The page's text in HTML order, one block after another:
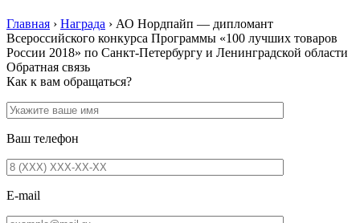
Главная › Награда › АО Нордпайп — дипломант
Всероссийского конкурса Программы «100 лучших товаров
России 2018» по Санкт-Петербургу и Ленинградской области
Обратная связь
Как к вам обращаться?
Ваш телефон
E-mail